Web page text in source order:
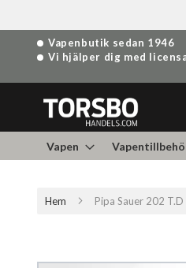
Hoppa
till
Vapenbutik sedan 1946
Vi hjälper dig med
Vapen
Hem Pipa Sauer 202